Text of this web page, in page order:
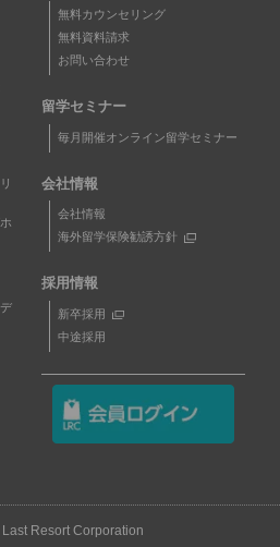
無料カウンセリング
無料資料請求
お問い合わせ
留学セミナー
毎月開催オンライン留学セミナー
会社情報
会社情報
海外留学保険勧誘方針
採用情報
新卒採用
中途採用
Resort Corporation